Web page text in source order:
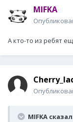
MIFKA
А кто-то из ребят
MIFKA